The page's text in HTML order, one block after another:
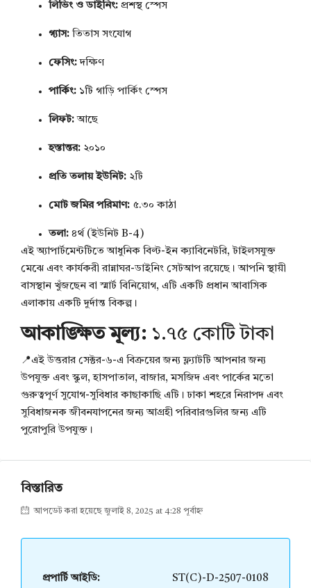
লিভিং ও ডাইনিং: প্রশস্থ স্পেস
গ্যাস: তিতাস সংযোগ
ফেসিং: দক্ষিণ
পার্কিং: ১টি গাড়ি পার্কিং স্পেস
লিফট: আছে
হস্তান্তর: ২০১০
প্রতি তলায় ইউনিট: ২টি
মোট জমির পরিমাণ: ৫.৩০ কাঠা
তলা: ৪র্থ (ইউনিট B-4)
এই অ্যাপার্টমেন্টটিতে আধুনিক বিল্ট-ইন ক্যাবিনেটরি, টাইলসযুক্ত
মেঝে এবং কার্যকরী রান্নাঘর-ডাইনিং সেটআপ রয়েছে। আপনি স্থায়ী
বাসস্থান খুঁজছেন বা স্মার্ট বিনিয়োগ, এটি একটি প্রধান আবাসিক
এলাকায় একটি দুর্দান্ত বিকল্প।
আকাঙ্ক্ষিত মূল্য: ১.৭৫ কোটি টাকা
📍এই উত্তরার সেক্টর-৬-এ বিক্রয়ের জন্য ফ্ল্যাটটি আপনার জন্য
উপযুক্ত এবং স্কুল, হাসপাতাল, বাজার, মসজিদ এবং পার্কের মতো
গুরুত্বপূর্ণ সুযোগ-সুবিধার কাছাকাছি এটি। ঢাকা শহরে নিরাপদ এবং
সুবিধাজনক জীবনযাপনের জন্য আগ্রহী পরিবারগুলির জন্য এটি
পুরোপুরি উপযুক্ত।
বিস্তারিত
আপডেট করা হয়েছে জুলাই 8, 2025 at 4:28 পূর্বাহ্ন
প্রপার্টি আইডি: ST(C)-D-2507-0108